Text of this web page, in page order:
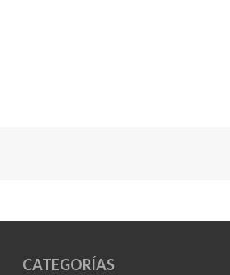
CATEGORÍAS